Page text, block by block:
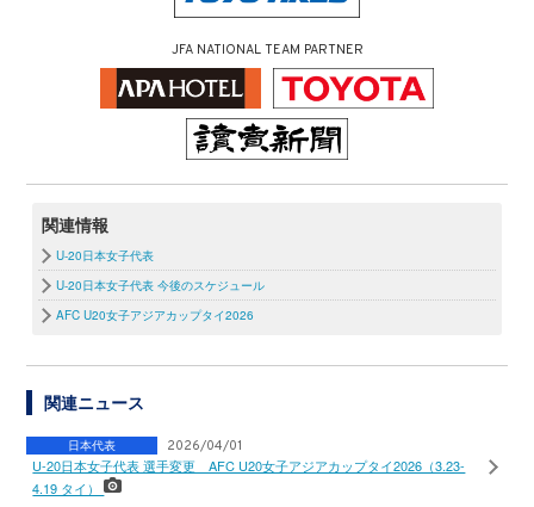
JFA NATIONAL TEAM PARTNER
関連情報
U-20日本女子代表
U-20日本女子代表 今後のスケジュール
AFC U20女子アジアカップタイ2026
関連ニュース
日本代表 2026/04/01
U-20日本女子代表 選手変更 AFC U20女子アジアカップタイ2026（3.23-
4.19 タイ）